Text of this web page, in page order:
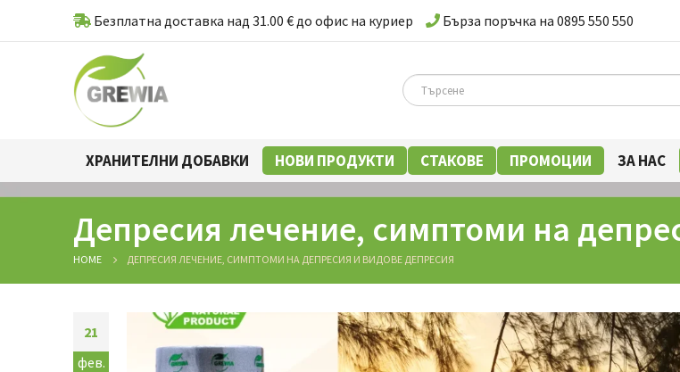
Безплатна доставка над 31.00 € до офис на куриер Бърза поръчка на 0895 550 550
ХРАНИТЕЛНИ ДОБАВКИ НОВИ ПРОДУКТИ СТАКОВЕ ПРОМОЦИИ ЗА НАС
Депресия лечение, симптоми на
HOME ДЕПРЕСИЯ ЛЕЧЕНИЕ, СИМПТОМИ НА ДЕПРЕСИЯ И ВИДОВЕ ДЕПРЕСИЯ
21
фев.